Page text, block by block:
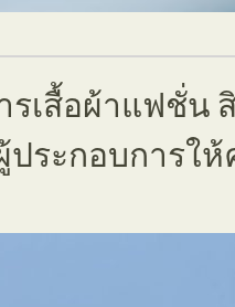
เสื้อผ้าแฟชั่น
ระกอบการใ